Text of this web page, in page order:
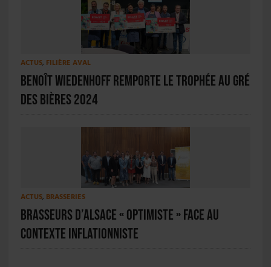
ACTUS, FILIÈRE AVAL
Benoît Wiedenhoff remporte le Trophée Au Gré
des Bières 2024
ACTUS, BRASSERIES
Brasseurs d’Alsace « optimiste » face au
contexte inflationniste